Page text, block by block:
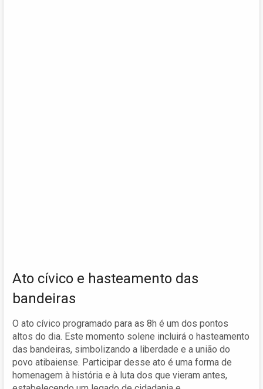
Ato cívico e hasteamento das
bandeiras
O ato cívico programado para as 8h é um dos pontos
altos do dia. Este momento solene incluirá o hasteamento
das bandeiras, simbolizando a liberdade e a união do
povo atibaiense. Participar desse ato é uma forma de
homenagem à história e à luta dos que vieram antes,